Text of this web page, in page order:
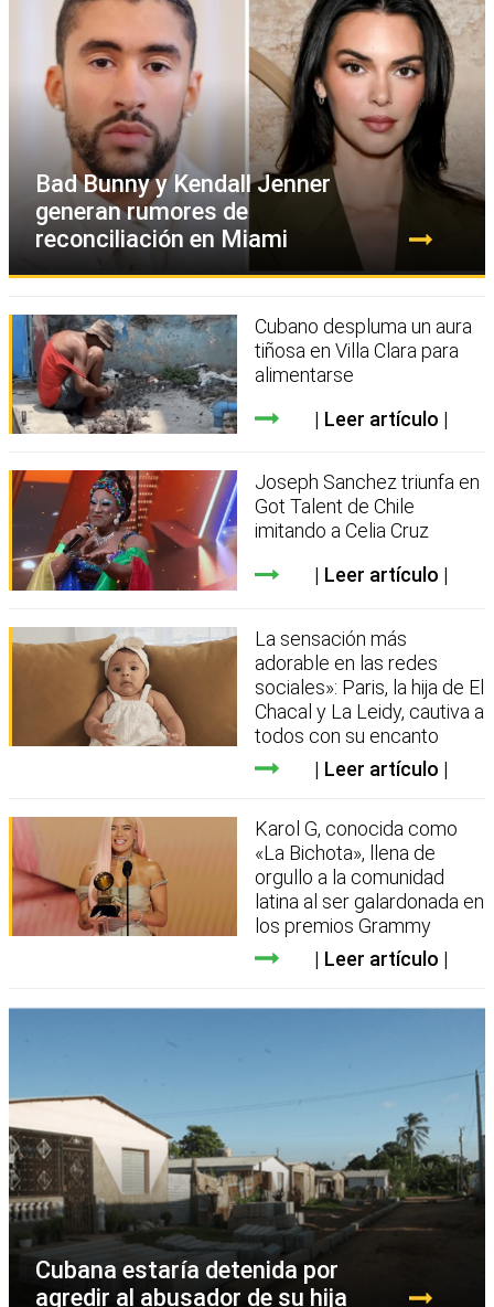
Bad Bunny y Kendall Jenner
generan rumores de
reconciliación en Miami
Cubano despluma un aura
tiñosa en Villa Clara para
alimentarse
Leer artículo
Joseph Sanchez triunfa en
Got Talent de Chile
imitando a Celia Cruz
Leer artículo
La sensación más
adorable en las redes
sociales»: Paris, la hija de El
Chacal y La Leidy, cautiva a
todos con su encanto
Leer artículo
Karol G, conocida como
«La Bichota», llena de
orgullo a la comunidad
latina al ser galardonada en
los premios Grammy
Leer artículo
Cubana estaría detenida por
agredir al abusador de su hija